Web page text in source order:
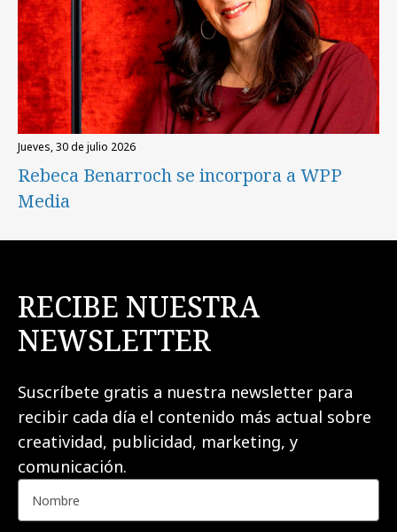
jueves, 30 de julio 2026
Rebeca Benarroch se incorpora a WPP
Media
RECIBE NUESTRA
NEWSLETTER
Suscríbete gratis a nuestra newsletter para
recibir cada día el contenido más actual sobre
creatividad, publicidad, marketing, y
comunicación.